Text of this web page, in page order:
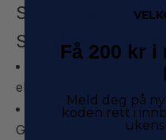
Spesifikasjoner
S24 Ultra 5G
Skjerm: 6,8″
ekstrem lysstyrke
Prosessor:
Galaxy
Få 200 kr i
Meld deg på
koden rett i